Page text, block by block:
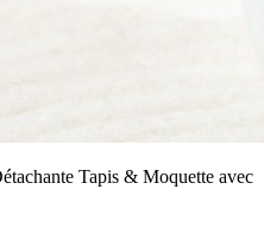
Tapis & Moquette avec